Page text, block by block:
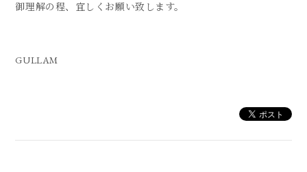
御理解の程、宜しくお願い致します。
GULLAM